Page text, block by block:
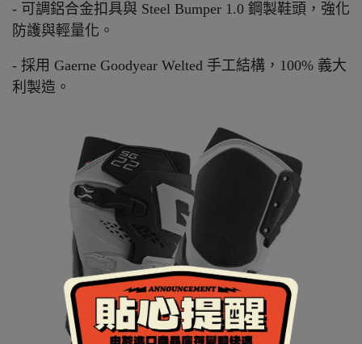
- 可調鋁合金扣具與 Steel Bumper 1.0 鋼製鞋頭，強化
防護與輕量化。
- 採用 Gaerne Goodyear Welted 手工結構，100% 義大
利製造。